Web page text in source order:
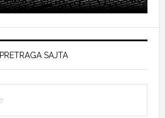
PRETRAGA SAJTA